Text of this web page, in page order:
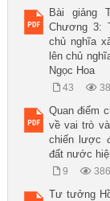
Bài giảng
Chương 3:
chủ nghĩa
lên chủ
Ngọc Hoa
43
Quan điểm
về vai trò
chiến lược
đất nước
9
Tư tưởng